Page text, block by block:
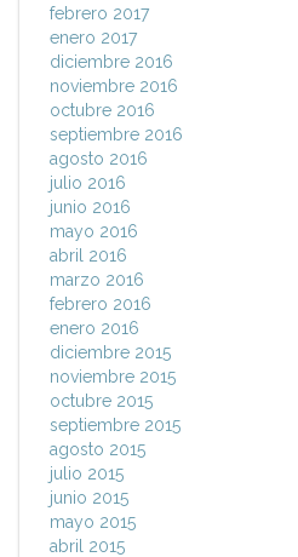
febrero 2017
enero 2017
diciembre 2016
noviembre 2016
octubre 2016
septiembre 2016
agosto 2016
julio 2016
junio 2016
mayo 2016
abril 2016
marzo 2016
febrero 2016
enero 2016
diciembre 2015
noviembre 2015
octubre 2015
septiembre 2015
agosto 2015
julio 2015
junio 2015
mayo 2015
abril 2015